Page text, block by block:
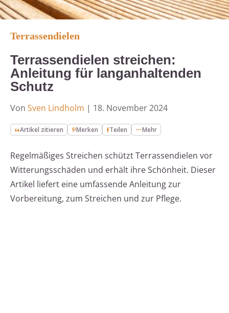
Terrassendielen
Terrassendielen streichen:
Anleitung für langanhaltenden
Schutz
Von Sven Lindholm | 18. November 2024
Artikel zitieren Merken Teilen Mehr
Regelmäßiges Streichen schützt Terrassendielen vor
Witterungsschäden und erhält ihre Schönheit. Dieser
Artikel liefert eine umfassende Anleitung zur
Vorbereitung, zum Streichen und zur Pflege.